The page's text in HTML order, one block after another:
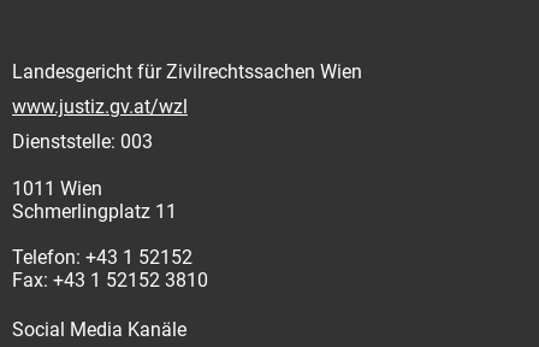
Landesgericht für Zivilrechtssachen Wien
www.justiz.gv.at/wzl
Dienststelle: 003
1011 Wien
Schmerlingplatz 11
Telefon: +43 1 52152
Fax: +43 1 52152 3810
Social Media Kanäle